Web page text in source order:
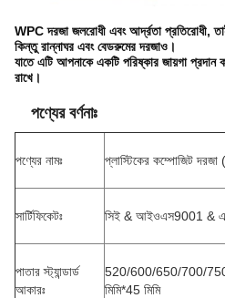
WPC দরজা জলরোধী এবং আর্দ্রতা প্রতিরোধী,
কিন্তু রান্নাঘর এবং বেডরুমের দরজাও।
যাতে এটি আপনাকে একটি পরিষ্কার জায়গা প্রদান
রাখে।
পণ্যের বর্ণনাঃ
পণ্যের নামঃ প্লাস্টিকের কম্পোজিট
সার্টিফিকেটঃ সিই & আইওএস9001 &
পাতার স্ট্যান্ডার্ড
আকারঃ
520/600/650/700/
মিমি*45 মিমি